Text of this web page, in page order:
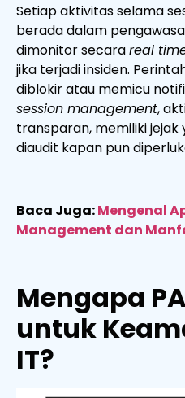
Setiap aktivitas selama
berada dalam
dimonitor secarareal
jika terjadi insiden.
diblokir atau memicu
session management,
transparan, memiliki jejak
diaudit kapan pun
Baca Juga:Mengenal
Management dan
Mengapa
untuk
IT?